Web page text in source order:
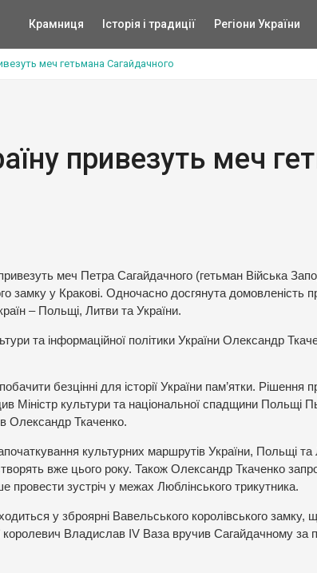
Крамниця Історія і традиції Регіони України
меч гетьмана Сагайдачного
привезуть меч
меч Петра Сагайдачного (гетьман Війська
замку у Кракові. Одночасно досгянута домовленість
– Польщі, Литви та України.
та інформаційної політики України Олександр
безцінні для історії України пам’ятки. Рішення
Міністр культури та національної спадщини Польщі
Олександр Ткаченко.
культурних маршрутів України, Польщі та
вже цього року. Також Олександр Ткаченко
провести зустріч у межах Люблінського трикутника.
у зброярні Вавельського королівського замку,
королевич Владислав IV Ваза вручив Сагайдачному за